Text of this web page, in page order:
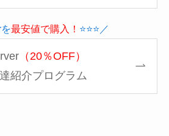
最安値で購入！ ⭐️⭐️⭐️／
（20％OFF）
紹介プログラム